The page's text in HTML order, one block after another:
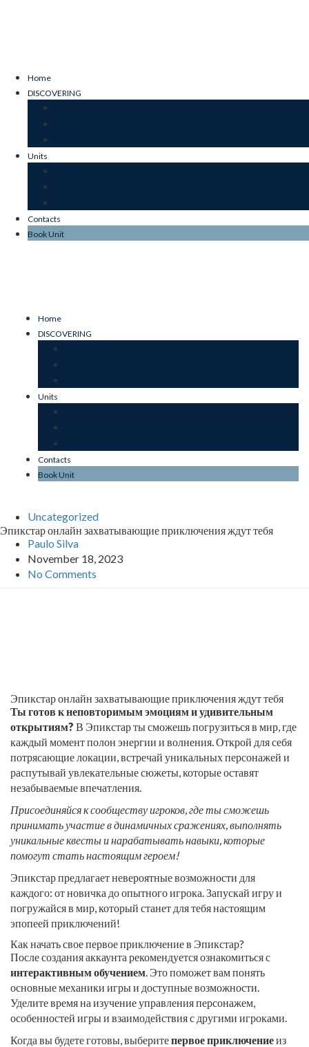
Home
DISCOVERING
Units
Contacts
Book Unit
Home
DISCOVERING
Units
Contacts
Book Unit
Uncategorized
Эпикстар онлайн захватывающие приключения ждут тебя
Paulo Silva
November 18, 2023
No Comments
Эпикстар онлайн захватывающие приключения ждут тебя
Ты готов к неповторимым эмоциям и удивительным
открытиям? В Эпикстар ты сможешь погрузиться в мир, где
каждый момент полон энергии и волнения. Открой для себя
потрясающие локации, встречай уникальных персонажей и
распутывай увлекательные сюжеты, которые оставят
незабываемые впечатления.
Присоединяйся к сообществу игроков, где ты сможешь
принимать участие в динамичных сражениях, выполнять
уникальные квесты и нарабатывать навыки, которые
помогут стать настоящим героем!
Эпикстар предлагает невероятные возможности для
каждого: от новичка до опытного игрока. Запускай игру и
погружайся в мир, который станет для тебя настоящим
эпопеей приключений!
Как начать свое первое приключение в Эпикстар?
После создания аккаунта рекомендуется ознакомиться с
интерактивным обучением. Это поможет вам понять
основные механики игры и доступные возможности.
Уделите время на изучение управления персонажем,
особенностей игры и взаимодействия с другими игроками.
Когда вы будете готовы, выберитепервое приключениеиз